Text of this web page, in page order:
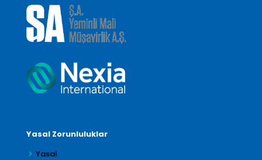
Yasal Zorunluluklar
Yasal